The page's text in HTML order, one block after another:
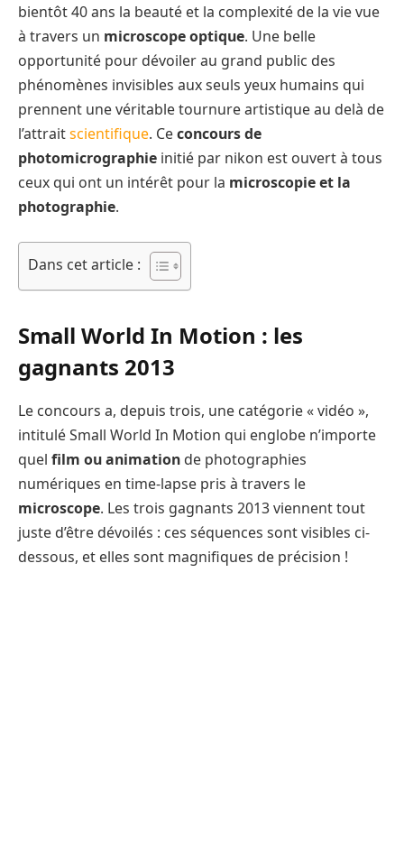
bientôt 40 ans la beauté et la complexité de la vie vue
à travers un microscope optique. Une belle
opportunité pour dévoiler au grand public des
phénomènes invisibles aux seuls yeux humains qui
prennent une véritable tournure artistique au delà de
l’attraitscientifique. Ceconcours de
photomicrographie initié par nikon est ouvert à tous
ceux qui ont un intérêt pour la microscopie et la
photographie.
Dans cet article :
Small World In Motion : les
gagnants 2013
Le concours a, depuis trois, une catégorie « vidéo »,
intitulé Small World In Motion qui englobe n’importe
quel film ou animation de photographies
numériques en time-lapse pris à travers le
microscope. Les trois gagnants 2013 viennent tout
juste d’être dévoilés : ces séquences sont visibles ci-
dessous, et elles sont magnifiques de précision !